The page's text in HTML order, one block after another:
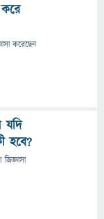
করেছেন
যদি
হবে?
জিজ্ঞাসা